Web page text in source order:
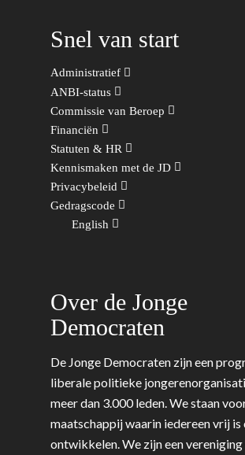
Snel van start
Administratief
ANBI-status
Commissie van Beroep
Financiën
Statuten & HR
Kennismaken met de JD
Privacybeleid
Gedragscode
English
Over de Jonge
Democraten
De Jonge Democraten zijn een
liberale politieke
meer dan 3.000 leden. We staan
maatschappij waarin iedereen vrij is
ontwikkelen. We zijn een vereniging